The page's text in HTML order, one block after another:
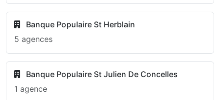
Banque Populaire St Herblain
5 agences
Banque Populaire St Julien De Concelles
1 agence